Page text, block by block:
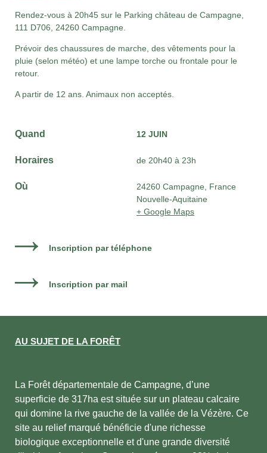
Rendez-vous à 20h45 sur le Parking château de Campagne,
111 D706, 24260 Campagne.
Prévoir des chaussures de marche, des vêtements pour la
pluie (selon météo) et une lampe torche ou frontale pour le
retour.
A partir de 12 ans. Animaux non acceptés.
Quand 12 JUIN
Horaires de 20h40 à 23h
Où
24260 Campagne, France
Nouvelle-Aquitaine
+ Google Maps
Inscription par téléphone
Inscription par mail
AU SUJET DE LA FORÊT
La Forêt départementale de Campagne, d’une
superficie de 317ha est située sur un plateau calcaire
qui domine la rive gauche de la vallée de la Vézère. Ce
site au relief marqué bénéficie d'une richesse
biologique exceptionnelle et d'une grande diversité